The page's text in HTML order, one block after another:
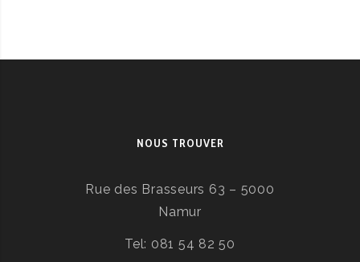
NOUS TROUVER
Rue des Brasseurs 63 – 5000
Namur
Tel: 081 54 82 50